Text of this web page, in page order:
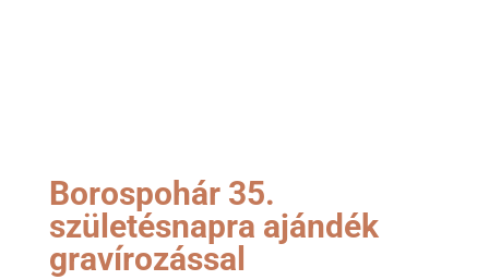
Borospohár 35.
születésnapra ajándék
gravírozással